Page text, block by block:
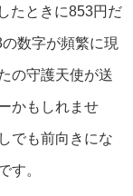
たときに853円だ
数字が頻繁に現
の守護天使が送
かもしれませ
でも前向きにな
す。